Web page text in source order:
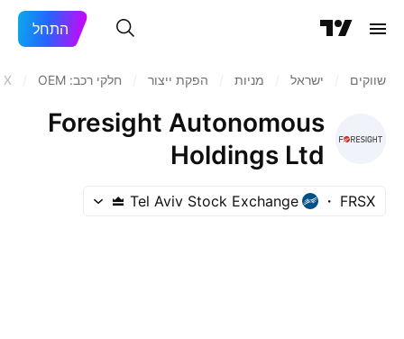
התחל
שווקים ישראל מניות‏ הפקת ייצור חלקי רכב: OEM
Foresight Autonomous
Holdings Ltd
FRSX
Tel Aviv Stock Exchange